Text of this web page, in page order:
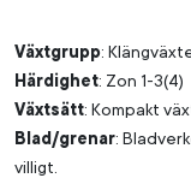
Växtgrupp:
Härdighet: Zon 1-3(4)
Växtsätt: Kompakt
Blad/grenar:
villigt.